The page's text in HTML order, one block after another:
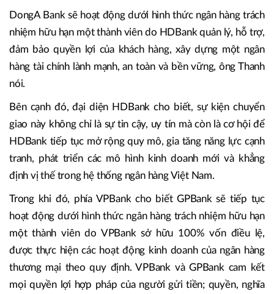
DongA Bank sẽ hoạt động dưới hình thức ngân hàng trách
nhiệm hữu hạn một thành viên do HDBank quản lý, hỗ trợ,
đảm bảo quyền lợi của khách hàng, xây dựng một ngân
hàng tài chính lành mạnh, an toàn và bền vững, ông Thanh
nói.
Bên cạnh đó, đại diện HDBank cho biết, sự kiện chuyển
giao này không chỉ là sự tin cậy, uy tín mà còn là cơ hội để
HDBank tiếp tục mở rộng quy mô, gia tăng năng lực cạnh
tranh, phát triển các mô hình kinh doanh mới và khẳng
định vị thế trong hệ thống ngân hàng Việt Nam.
Trong khi đó, phía VPBank cho biết GPBank sẽ tiếp tục
hoạt động dưới hình thức ngân hàng trách nhiệm hữu hạn
một thành viên do VPBank sở hữu 100% vốn điều lệ,
được thực hiện các hoạt động kinh doanh của ngân hàng
thương mại theo quy định. VPBank và GPBank cam kết
mọi quyền lợi hợp pháp của người gửi tiền; quyền, nghĩa